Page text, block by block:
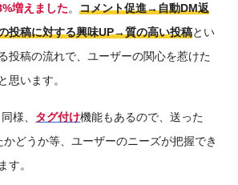
増えました。コメント促進→自動DM返
稿に対する興味UP→質の高い投稿とい
投稿の流れで、ユーザーの関心を惹けた
思います。
様、 タグ付け機能もあるので、送った
どうか等、ユーザーのニーズが把握でき
す。